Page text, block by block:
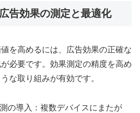
告効果の測定と最適化
を高めるには、広告効果の正確な
必要です。効果測定の精度を高め
な取り組みが有効です。
の導入：複数デバイスにまたが